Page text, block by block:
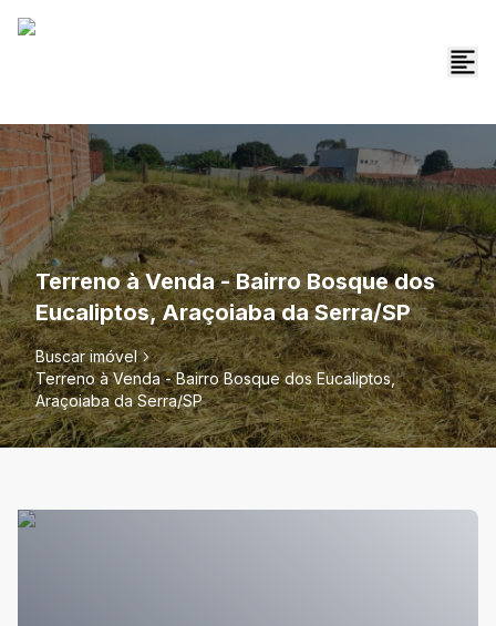
Terreno à Venda - Bairro Bosque dos
Eucaliptos, Araçoiaba da Serra/SP
Buscar imóvel
Terreno à Venda - Bairro Bosque dos Eucaliptos,
Araçoiaba da Serra/SP